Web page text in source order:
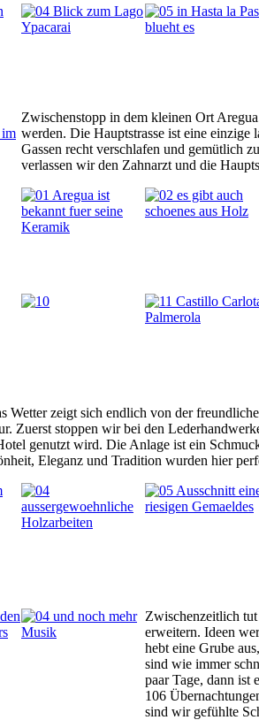
Zwischenstopp in dem kleinen Ort
werden. Die Hauptstrasse ist eine einzige
Gassen recht verschlafen und gemütlich
verlassen wir den Zahnarzt und die
zeigt sich endlich von der
Zuerst stoppen wir bei den
genutzt wird. Die Anlage ist ein
Eleganz und Tradition wurden hier
Zwischenzeitlich
erweitern. Ideen
hebt eine Grube
sind wie immer
paar Tage, dann ist
106
sind wir gefühlte